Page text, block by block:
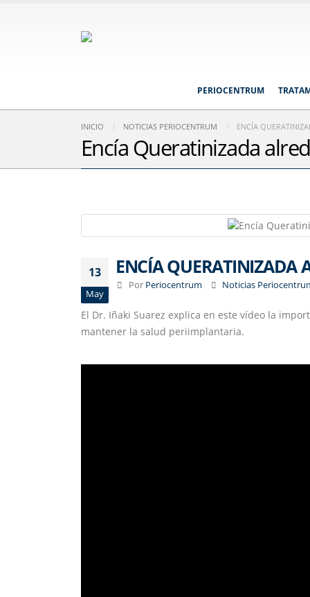
PERIOCENTRUM
INICIO NOTICIAS PERIOCENTRUM ENCÍA
Encía Queratinizada
13
May
ENCÍA QUERATINIZADA
Por Periocentrum Noticias
El Dr. Iñaki Suarez explica en este vídeo la
mantener la salud periimplantaria.